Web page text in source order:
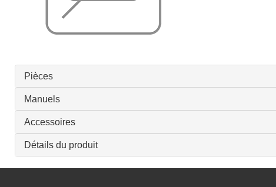
Pièces
Manuels
Accessoires
Détails du produit